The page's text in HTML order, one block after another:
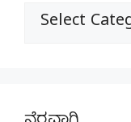
ವಿಭಾಗಗಳು